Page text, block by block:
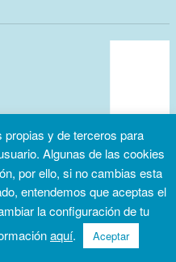
y de terceros para
Algunas de las cookies
por ello, si no cambias esta
entendemos que aceptas el
la configuración de tu
aquí. Aceptar